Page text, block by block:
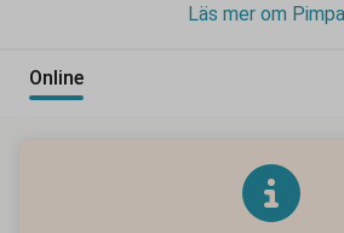
Läs mer om
Online